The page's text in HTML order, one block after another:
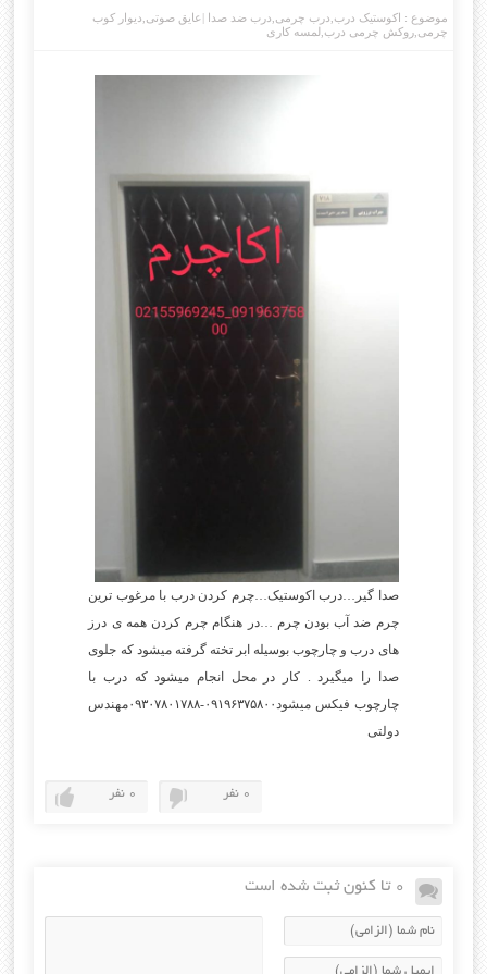
موضوع : اکوستیک درب درب چرمی درب ضد صدا |عایق صوتی دیوار کوب
چرمی ,روکش چرمی درب لمسه کاری
صدا گیر…درب اکوستیک…چرم کردن درب با مرغوب ترین
چرم ضد آب بودن چرم …در هنگام چرم کردن همه ی درز
های درب و چارچوب بوسیله ابر تخته گرفته میشود که جلوی
صدا را میگیرد . کار در محل انجام میشود که درب با
چارچوب فیکس میشود۰۹۱۹۶۳۷۵۸۰۰-۰۹۳۰۷۸۰۱۷۸۸مهندس
دولتی
0 نفر 0 نفر
0 تا کنون ثبت شده است